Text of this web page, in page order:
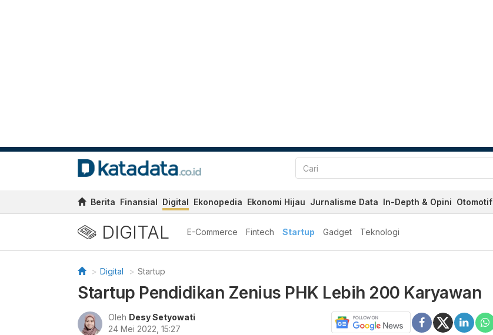
Berita Finansial Digital Ekonopedia Ekonomi Hijau Jurnalisme Data In-Depth & Opini Otomotif
DIGITAL E-Commerce Fintech Startup Gadget Teknologi
Digital Startup
Startup Pendidikan Zenius PHK Lebih 200 Karyawan
Oleh Desy Setyowati
24 Mei 2022, 15:27